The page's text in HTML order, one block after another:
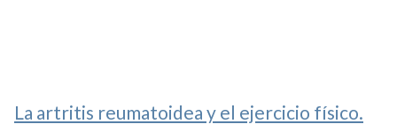
La artritis reumatoidea y el ejercicio físico.